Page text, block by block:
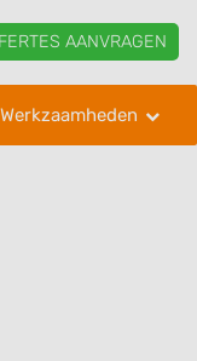
AANVRAGEN
Werkzaamheden
Alsem